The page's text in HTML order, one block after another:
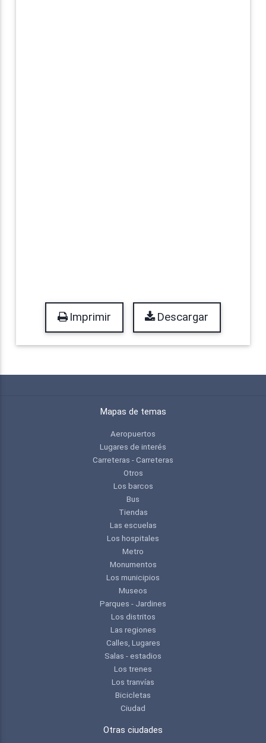
Imprimir Descargar
Mapas de temas
Aeropuertos
Lugares de interés
Carreteras - Carreteras
Otros
Los barcos
Bus
Tiendas
Las escuelas
Los hospitales
Metro
Monumentos
Los municipios
Museos
Parques - Jardines
Los distritos
Las regiones
Calles, Lugares
Salas - estadios
Los trenes
Los tranvías
Bicicletas
Ciudad
Otras ciudades